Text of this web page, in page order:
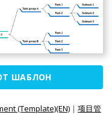
ШАБЛОН
(Template)(EN) | 项目管